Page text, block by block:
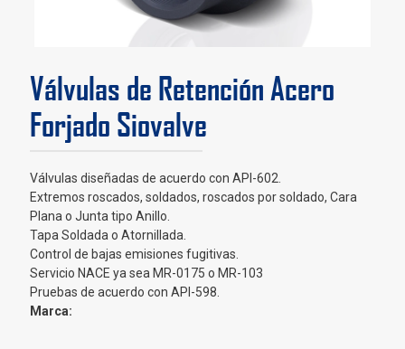
Válvulas de Retención Acero
Forjado Siovalve
Válvulas diseñadas de acuerdo con API-602.
Extremos roscados, soldados, roscados por soldado, Cara
Plana o Junta tipo Anillo.
Tapa Soldada o Atornillada.
Control de bajas emisiones fugitivas.
Servicio NACE ya sea MR-0175 o MR-103
Pruebas de acuerdo con API-598.
Marca: